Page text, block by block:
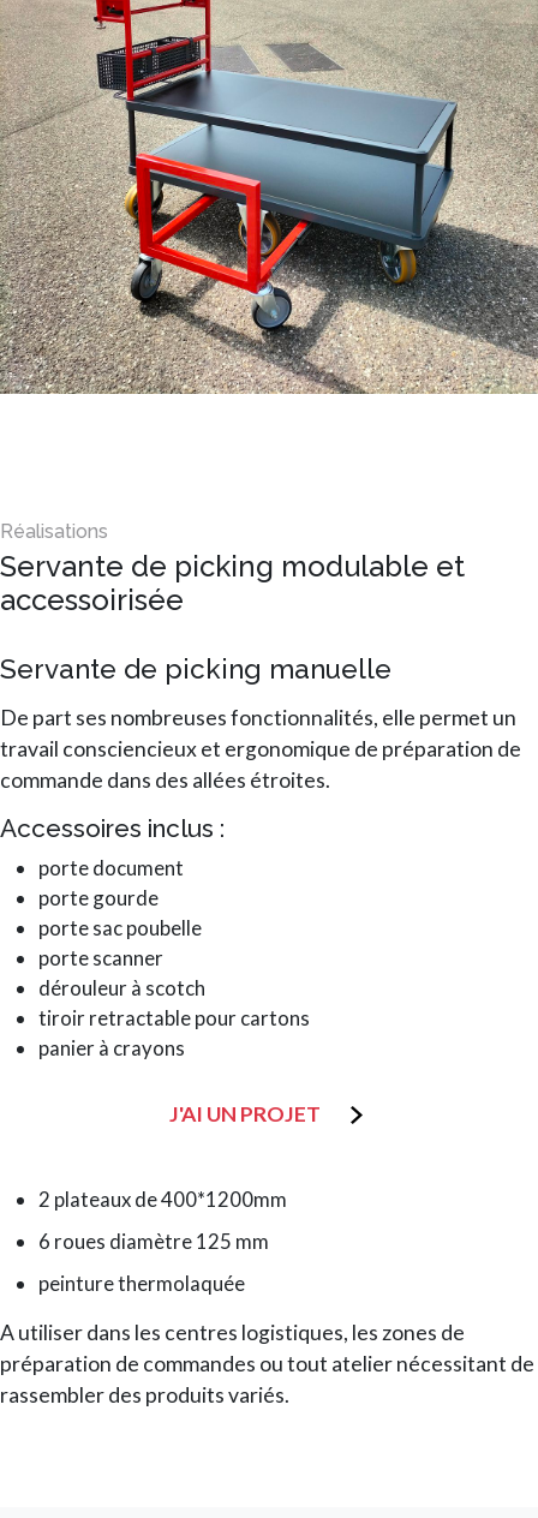
Servante de picking modulable et
accessoirisée
Servante de picking manuelle
De part ses nombreuses fonctionnalités, elle permet un
travail consciencieux et ergonomique de préparation de
commande dans des allées étroites.
Accessoires inclus :
porte document
porte gourde
porte sac poubelle
porte scanner
dérouleur à scotch
tiroir retractable pour cartons
panier à crayons
J'AI UN PROJET
2 plateaux de 400*1200mm
6 roues diamètre 125 mm
peinture thermolaquée
A utiliser dans les centres logistiques, les zones de
préparation de commandes ou tout atelier nécessitant de
rassembler des produits variés.